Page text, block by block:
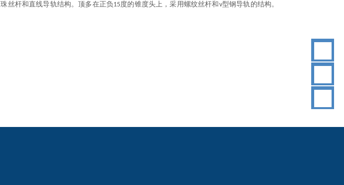
丝杆和直线导轨结构。顶多在正负15度的锥度头上，采用螺纹丝杆和 v型钢导轨的结构。